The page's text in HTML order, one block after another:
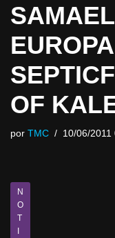
OF
por TMC 10/06/2011
N
O
T
I